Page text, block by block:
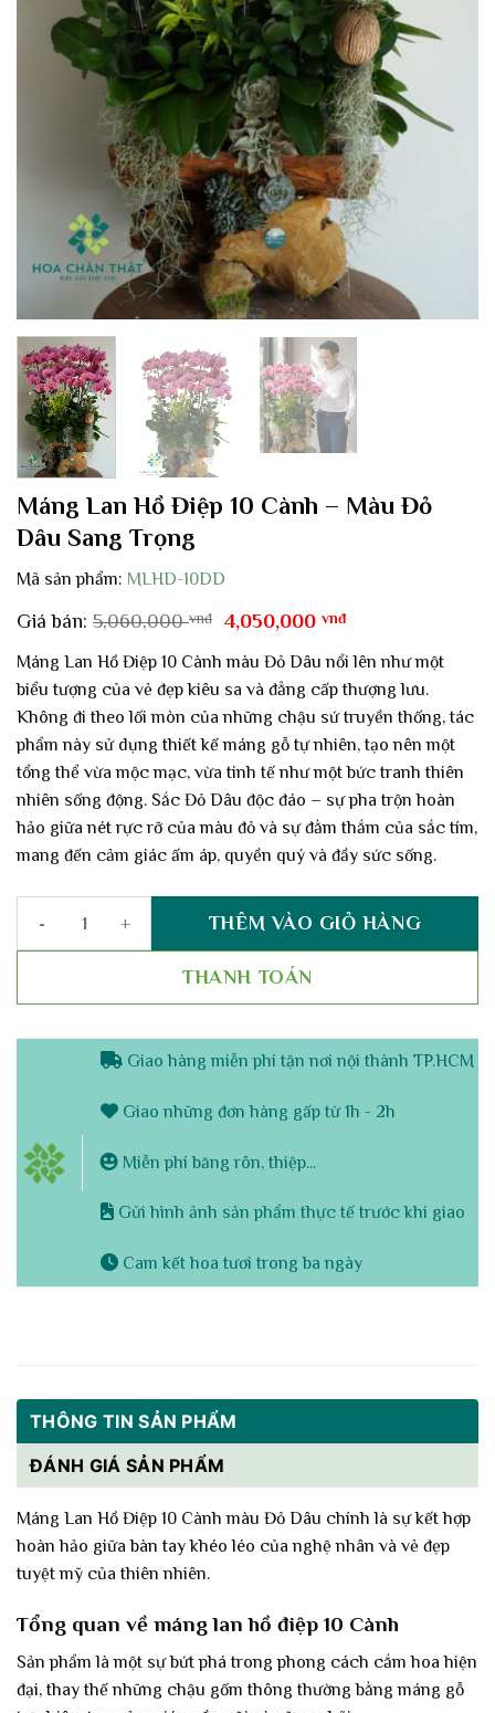
Máng Lan Hồ Điệp 10 Cành – Màu Đỏ
Dâu Sang Trọng
Mã sản phẩm: MLHD-10DD
Giá bán: 5,060,000vnđ
Giá
là:
5,060,000 vnđ.
4,050,000vnđGiá
tại
là:
4,050,000 vnđ.
Máng Lan Hồ Điệp 10 Cành màu Đỏ Dâu nổi lên như một
biểu tượng của vẻ đẹp kiêu sa và đẳng cấp thượng lưu.
Không đi theo lối mòn của những chậu sứ truyền thống, tác
phẩm này sử dụng thiết kế máng gỗ tự nhiên, tạo nên một
tổng thể vừa mộc mạc, vừa tinh tế như một bức tranh thiên
nhiên sống động. Sắc Đỏ Dâu độc đáo – sự pha trộn hoàn
hảo giữa nét rực rỡ của màu đỏ và sự đằm thắm của sắc tím,
mang đến cảm giác ấm áp, quyền quý và đầy sức sống.
Máng Lan Hồ Điệp 10 Cành – Màu Đỏ Dâu Sang Trọng số lượng
THÊM VÀO GIỎ HÀNG
THANH TOÁN
Giao hàng miễn phí tận nơi nội thành TP.HCM
Giao những đơn hàng gấp từ 1h - 2h
Miễn phí băng rôn, thiệp...
Gửi hình ảnh sản phẩm thực tế trước khi giao
Cam kết hoa tươi trong ba ngày
THÔNG TIN SẢN PHẨM
ĐÁNH GIÁ SẢN PHẨM
Máng Lan Hồ Điệp 10 Cành màu Đỏ Dâu chính là sự kết hợp
hoàn hảo giữa bàn tay khéo léo của nghệ nhân và vẻ đẹp
tuyệt mỹ của thiên nhiên.
Tổng quan về máng lan hồ điệp 10 Cành
Sản phẩm là một sự bứt phá trong phong cách cắm hoa hiện
đại, thay thế những chậu gốm thông thường bằng máng gỗ